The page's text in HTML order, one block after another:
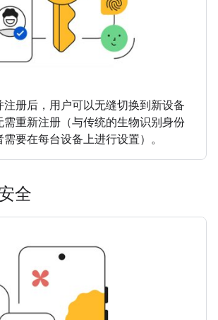
注册后，用户可以无缝切换到新设备
需重新注册（与传统的生物识别身份
要在每台设备上进行设置）。
全